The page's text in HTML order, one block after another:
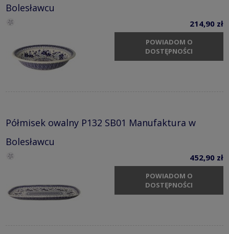
Bolesławcu
214,90 zł
POWIADOM O
DOSTĘPNOŚCI
Półmisek owalny P132 SB01 Manufaktura w
Bolesławcu
452,90 zł
POWIADOM O
DOSTĘPNOŚCI